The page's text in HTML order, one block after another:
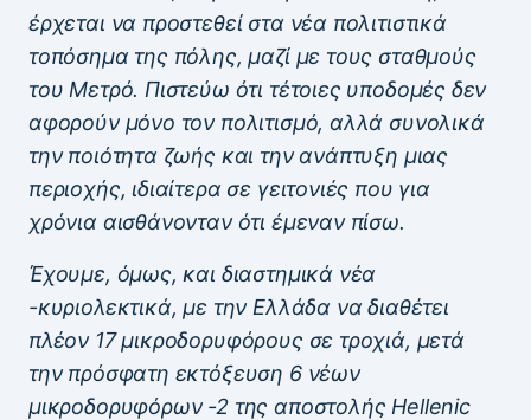
έρχεται να προστεθεί στα νέα πολιτιστικά
τοπόσημα της πόλης, μαζί με τους σταθμούς
του Μετρό. Πιστεύω ότι τέτοιες υποδομές δεν
αφορούν μόνο τον πολιτισμό, αλλά συνολικά
την ποιότητα ζωής και την ανάπτυξη μιας
περιοχής, ιδιαίτερα σε γειτονιές που για
χρόνια αισθάνονταν ότι έμεναν πίσω.
Έχουμε, όμως, και διαστημικά νέα
-κυριολεκτικά, με την Ελλάδα να διαθέτει
πλέον 17 μικροδορυφόρους σε τροχιά, μετά
την πρόσφατη εκτόξευση 6 νέων
μικροδορυφόρων -2 της αποστολής Hellenic